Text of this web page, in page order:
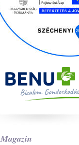
Magazin